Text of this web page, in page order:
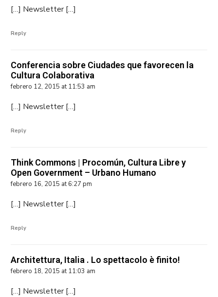
[…] Newsletter […]
Reply
Conferencia sobre Ciudades que favorecen la
Cultura Colaborativa
febrero 12, 2015 at 11:53 am
[…] Newsletter […]
Reply
Think Commons | Procomún, Cultura Libre y
Open Government – Urbano Humano
febrero 16, 2015 at 6:27 pm
[…] Newsletter […]
Reply
Architettura, Italia . Lo spettacolo è finito!
febrero 18, 2015 at 11:03 am
[…] Newsletter […]